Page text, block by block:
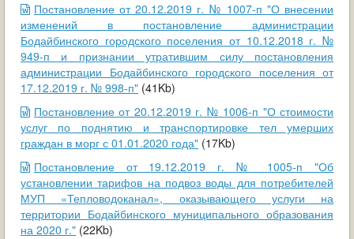
Постановление от 20.12.2019 г. № 1007-п "О внесении
изменений в постановление администрации
Бодайбинского городского поселения от 10.12.2018 г. №
949-п и признании утратившим силу постановления
администрации Бодайбинского городского поселения от
17.12.2019 г. № 998-п" (41Kb)
Постановление от 20.12.2019 г. № 1006-п "О стоимости
услуг по поднятию и транспортировке тел умерших
граждан в морг с 01.01.2020 года" (17Kb)
Постановление от 19.12.2019 г. № 1005-п "Об
установлении тарифов на подвоз воды для потребителей
МУП «Тепловодоканал», оказывающего услуги на
территории Бодайбинского муниципального образования
на 2020 г." (22Kb)